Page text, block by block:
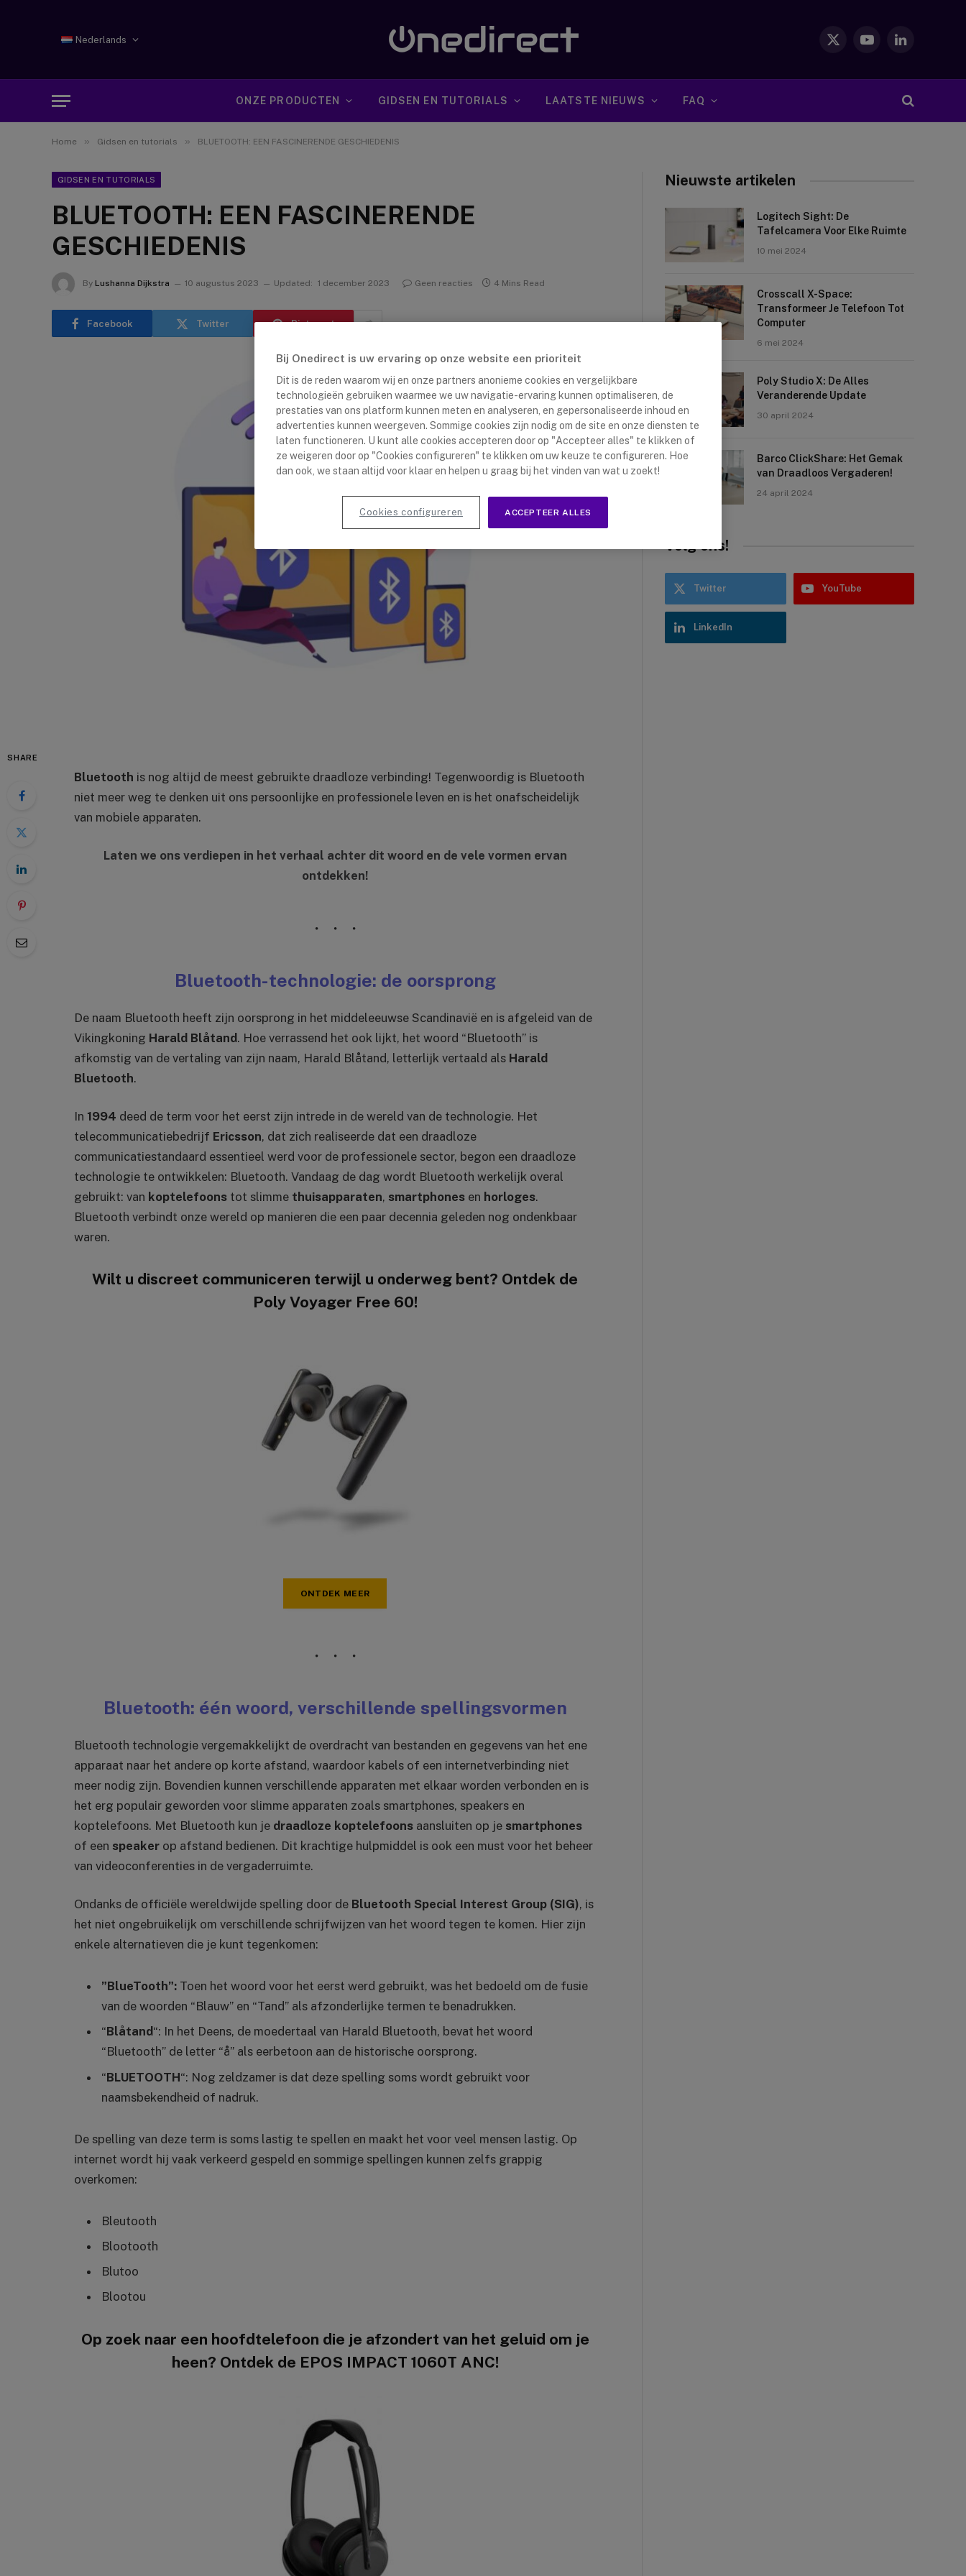
Nederlands
X
YouTubeLinkedIn
ONZE PRODUCTEN GIDSEN EN TUTORIALS LAATSTE NIEUWS FAQ
Home » Gidsen en tutorials » BLUETOOTH: EEN FASCINERENDE GESCHIEDENIS
GIDSEN EN TUTORIALS
BLUETOOTH: EEN FASCINERENDE
GESCHIEDENIS
By Lushanna Dijkstra 10 augustus 2023 Updated: 1 december 2023 Geen reacties 4 Mins Read
Facebook Twitter Pinterest
SHARE
Bluetooth is nog altijd de meest gebruikte draadloze verbinding! Tegenwoordig is Bluetooth
niet meer weg te denken uit ons persoonlijke en professionele leven en is het onafscheidelijk
van mobiele apparaten.
Laten we ons verdiepen in het verhaal achter dit woord en de vele vormen ervan
ontdekken!
Bluetooth-technologie: de oorsprong
De naam Bluetooth heeft zijn oorsprong in het middeleeuwse Scandinavië en is afgeleid van de
Vikingkoning Harald Blåtand. Hoe verrassend het ook lijkt, het woord “Bluetooth” is
afkomstig van de vertaling van zijn naam, Harald Blåtand, letterlijk vertaald als Harald
Bluetooth.
In 1994 deed de term voor het eerst zijn intrede in de wereld van de technologie. Het
telecommunicatiebedrijf Ericsson, dat zich realiseerde dat een draadloze
communicatiestandaard essentieel werd voor de professionele sector, begon een draadloze
technologie te ontwikkelen: Bluetooth. Vandaag de dag wordt Bluetooth werkelijk overal
gebruikt: van koptelefoons tot slimme thuisapparaten, smartphones en horloges.
Bluetooth verbindt onze wereld op manieren die een paar decennia geleden nog ondenkbaar
waren.
Wilt u discreet communiceren terwijl u onderweg bent? Ontdek de
Poly Voyager Free 60!
ONTDEK MEER
Bluetooth: één woord, verschillende spellingsvormen
Bluetooth technologie vergemakkelijkt de overdracht van bestanden en gegevens van het ene
apparaat naar het andere op korte afstand, waardoor kabels of een internetverbinding niet
meer nodig zijn. Bovendien kunnen verschillende apparaten met elkaar worden verbonden en is
het erg populair geworden voor slimme apparaten zoals smartphones, speakers en
koptelefoons. Met Bluetooth kun je draadloze koptelefoons aansluiten op je smartphones
of een speaker op afstand bedienen. Dit krachtige hulpmiddel is ook een must voor het beheer
van videoconferenties in de vergaderruimte.
Ondanks de officiële wereldwijde spelling door de Bluetooth Special Interest Group (SIG), is
het niet ongebruikelijk om verschillende schrijfwijzen van het woord tegen te komen. Hier zijn
enkele alternatieven die je kunt tegenkomen:
”BlueTooth”: Toen het woord voor het eerst werd gebruikt, was het bedoeld om de fusie
van de woorden “Blauw” en “Tand” als afzonderlijke termen te benadrukken.
“Blåtand“: In het Deens, de moedertaal van Harald Bluetooth, bevat het woord
“Bluetooth” de letter “å” als eerbetoon aan de historische oorsprong.
“BLUETOOTH“: Nog zeldzamer is dat deze spelling soms wordt gebruikt voor
naamsbekendheid of nadruk.
De spelling van deze term is soms lastig te spellen en maakt het voor veel mensen lastig. Op
internet wordt hij vaak verkeerd gespeld en sommige spellingen kunnen zelfs grappig
overkomen:
Bleutooth
Blootooth
Blutoo
Blootou
Op zoek naar een hoofdtelefoon die je afzondert van het geluid om je
heen? Ontdek de EPOS IMPACT 1060T ANC!
Nieuwste artikelen
Logitech Sight: De
Tafelcamera Voor Elke Ruimte
10 mei 2024
Crosscall X-Space:
Transformeer Je Telefoon Tot
Computer
6 mei 2024
Poly Studio X: De Alles
Veranderende Update
30 april 2024
Barco ClickShare: Het Gemak
van Draadloos Vergaderen!
24 april 2024
Volg ons!
Twitter YouTube
LinkedIn
Bij Onedirect is uw ervaring op onze website een prioriteit
Dit is de reden waarom wij en onze partners anonieme cookies en vergelijkbare
technologieën gebruiken waarmee we uw navigatie-ervaring kunnen optimaliseren, de
prestaties van ons platform kunnen meten en analyseren, en gepersonaliseerde inhoud en
advertenties kunnen weergeven. Sommige cookies zijn nodig om de site en onze diensten te
laten functioneren. U kunt alle cookies accepteren door op "Accepteer alles" te klikken of
ze weigeren door op "Cookies configureren" te klikken om uw keuze te configureren. Hoe
dan ook, we staan altijd voor klaar en helpen u graag bij het vinden van wat u zoekt!
ACCEPTEER ALLES
Cookies configureren